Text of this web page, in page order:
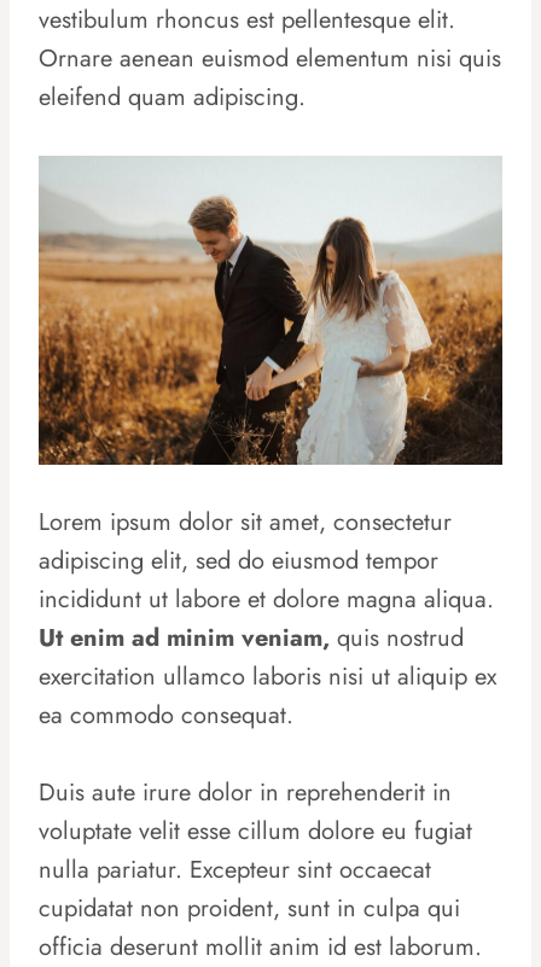
vestibulum rhoncus est pellentesque elit.
Ornare aenean euismod elementum nisi quis
eleifend quam adipiscing.
Lorem ipsum dolor sit amet, consectetur
adipiscing elit, sed do eiusmod tempor
incididunt ut labore et dolore magna aliqua.
Ut enim ad minim veniam, quis nostrud
exercitation ullamco laboris nisi ut aliquip ex
ea commodo consequat.
Duis aute irure dolor in reprehenderit in
voluptate velit esse cillum dolore eu fugiat
nulla pariatur. Excepteur sint occaecat
cupidatat non proident, sunt in culpa qui
officia deserunt mollit anim id est laborum.